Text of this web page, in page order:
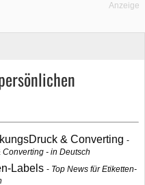
Anzeige
& Converting
- in Deutsch
Labels
Top News für Etiketten-